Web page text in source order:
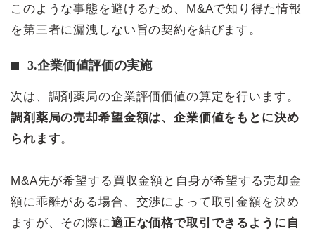
このような事態を避けるため、M&Aで知り得た情報
を第三者に漏洩しない旨の契約を結びます。
3.企業価値評価の実施
次は、調剤薬局の企業評価価値の算定を行います。
調剤薬局の売却希望金額は、企業価値をもとに決め
られます。
M&A先が希望する買収金額と自身が希望する売却金
額に乖離がある場合、交渉によって取引金額を決め
ますが、その際に適正な価格で取引できるように自